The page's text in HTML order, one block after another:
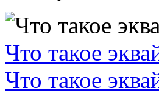
Что такое
Что такое